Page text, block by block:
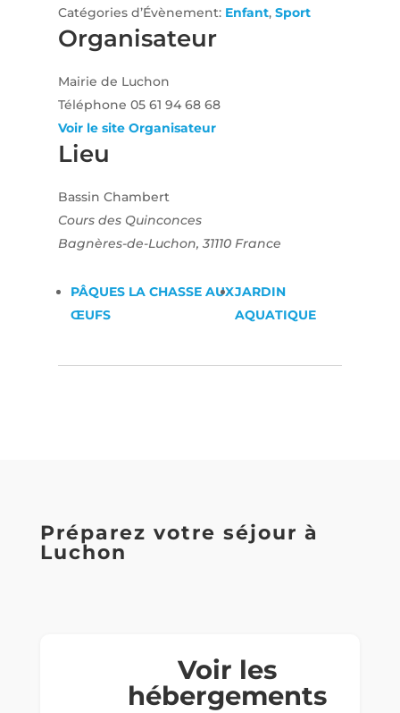
Catégories d’Évènement: Enfant, Sport
Lieu
Bassin Chambert
Cours des Quinconces
Bagnères-de-Luchon, 31110 France
Organisateur
Mairie de Luchon
Téléphone 05 61 94 68 68
Voir le site Organisateur
PÂQUES LA CHASSE AUX
ŒUFS
JARDIN
AQUATIQUE
Préparez votre séjour à
Luchon
Voir les
hébergements